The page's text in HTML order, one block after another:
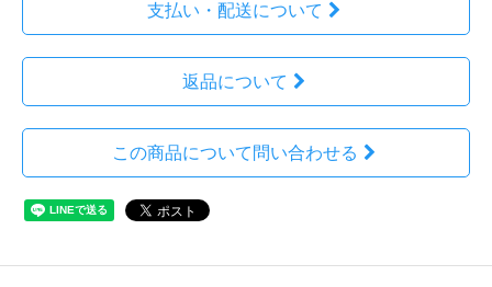
支払い・配送について
返品について
この商品について問い合わせる